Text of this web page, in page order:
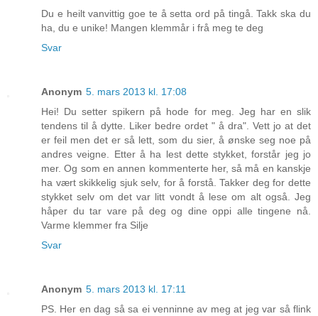
Du e heilt vanvittig goe te å setta ord på tingå. Takk ska du
ha, du e unike! Mangen klemmår i frå meg te deg
Svar
Anonym 5. mars 2013 kl. 17:08
Hei! Du setter spikern på hode for meg. Jeg har en slik
tendens til å dytte. Liker bedre ordet " å dra". Vett jo at det
er feil men det er så lett, som du sier, å ønske seg noe på
andres veigne. Etter å ha lest dette stykket, forstår jeg jo
mer. Og som en annen kommenterte her, så må en kanskje
ha vært skikkelig sjuk selv, for å forstå. Takker deg for dette
stykket selv om det var litt vondt å lese om alt også. Jeg
håper du tar vare på deg og dine oppi alle tingene nå.
Varme klemmer fra Silje
Svar
Anonym 5. mars 2013 kl. 17:11
PS. Her en dag så sa ei venninne av meg at jeg var så flink